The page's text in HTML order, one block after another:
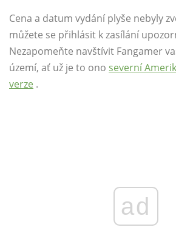
Cena a datum vydání plyše nebyly
můžete se přihlásit k zasílání
Nezapomeňte navštívit Fangamer
území, ať už je to ono severní
verze .
ad